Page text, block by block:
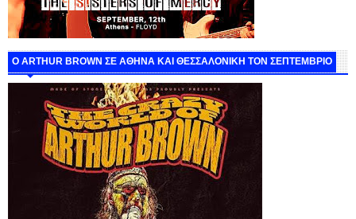
O ARTHUR BROWN ΣΕ ΑΘΗΝΑ ΚΑΙ ΘΕΣΣΑΛΟΝΙΚΗ ΤΟΝ ΣΕΠΤΕΜΒΡΙΟ